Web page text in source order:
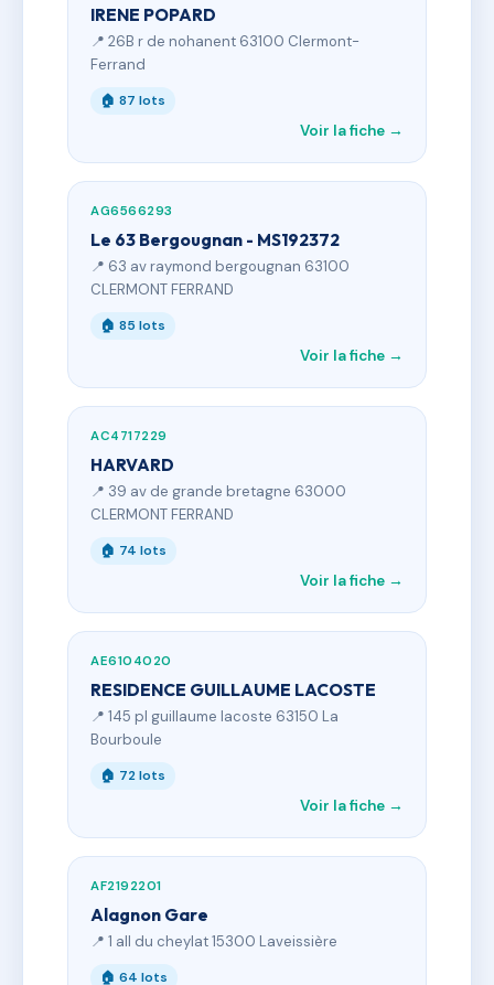
IRENE POPARD
📍 26B r de nohanent 63100 Clermont-
Ferrand
🏠 87 lots
Voir la fiche →
AG6566293
Le 63 Bergougnan - MS192372
📍 63 av raymond bergougnan 63100
CLERMONT FERRAND
🏠 85 lots
Voir la fiche →
AC4717229
HARVARD
📍 39 av de grande bretagne 63000
CLERMONT FERRAND
🏠 74 lots
Voir la fiche →
AE6104020
RESIDENCE GUILLAUME LACOSTE
📍 145 pl guillaume lacoste 63150 La
Bourboule
🏠 72 lots
Voir la fiche →
AF2192201
Alagnon Gare
📍 1 all du cheylat 15300 Laveissière
🏠 64 lots